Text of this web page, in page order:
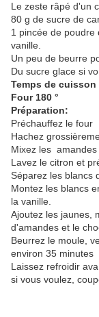
Le zeste râpé d'un
80 g de sucre de
1 pincée de poudre
vanille.
Un peu de beurre
Du sucre glace si
Temps de cuisson
Four 180 °
Préparation:
Préchauffez le four
Hachez
Mixez les amandes
Lavez le citron et
Séparez les blancs
Montez les blancs
la vanille.
Ajoutez les jaunes,
d'amandes et le
Beurrez le moule,
environ 35 minutes
Laissez refroidir
si vous voulez,